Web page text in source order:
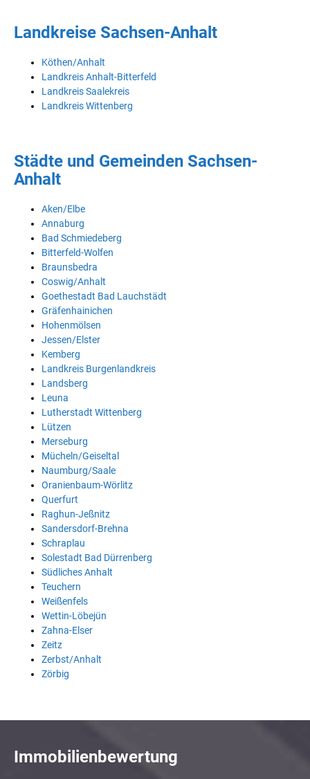
Landkreise Sachsen-Anhalt
Köthen/Anhalt
Landkreis Anhalt-Bitterfeld
Landkreis Saalekreis
Landkreis Wittenberg
Städte und Gemeinden Sachsen-
Anhalt
Aken/Elbe
Annaburg
Bad Schmiedeberg
Bitterfeld-Wolfen
Braunsbedra
Coswig/Anhalt
Goethestadt Bad Lauchstädt
Gräfenhainichen
Hohenmölsen
Jessen/Elster
Kemberg
Landkreis Burgenlandkreis
Landsberg
Leuna
Lutherstadt Wittenberg
Lützen
Merseburg
Mücheln/Geiseltal
Naumburg/Saale
Oranienbaum-Wörlitz
Querfurt
Raghun-Jeßnitz
Sandersdorf-Brehna
Schraplau
Solestadt Bad Dürrenberg
Südliches Anhalt
Teuchern
Weißenfels
Wettin-Löbejün
Zahna-Elser
Zeitz
Zerbst/Anhalt
Zörbig
Immobilienbewertung